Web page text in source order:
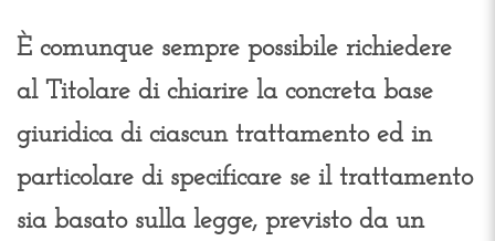
È comunque sempre possibile richiedere
al Titolare di chiarire la concreta base
giuridica di ciascun trattamento ed in
particolare di specificare se il trattamento
sia basato sulla legge, previsto da un